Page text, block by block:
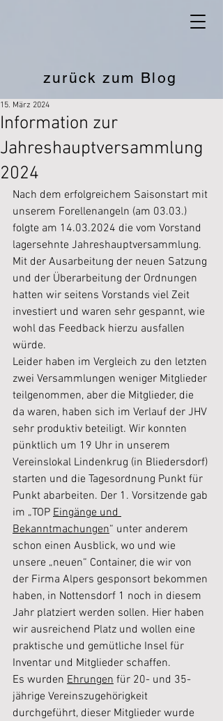
zurück zum Blog
Information zur
Jahreshauptversammlung
2024
15. März 2024
Nach dem erfolgreichem Saisonstart mit
unserem Forellenangeln (am 03.03.)
folgte am 14.03.2024 die vom Vorstand
lagersehnte Jahreshauptversammlung.
Mit der Ausarbeitung der neuen Satzung
und der Überarbeitung der Ordnungen
hatten wir seitens Vorstands viel Zeit
investiert und waren sehr gespannt, wie
wohl das Feedback hierzu ausfallen
würde.
Leider haben im Vergleich zu den letzten
zwei Versammlungen weniger Mitglieder
teilgenommen, aber die Mitglieder, die
da waren, haben sich im Verlauf der JHV
sehr produktiv beteiligt. Wir konnten
pünktlich um 19 Uhr in unserem
Vereinslokal Lindenkrug (in Bliedersdorf)
starten und die Tagesordnung Punkt für
Punkt abarbeiten. Der 1. Vorsitzende gab
im „TOP Eingänge und
Bekanntmachungen“ unter anderem
schon einen Ausblick, wo und wie
unsere „neuen“ Container, die wir von
der Firma Alpers gesponsort bekommen
haben, in Nottensdorf 1 noch in diesem
Jahr platziert werden sollen. Hier haben
wir ausreichend Platz und wollen eine
praktische und gemütliche Insel für
Inventar und Mitglieder schaffen.
Es wurden Ehrungen für 20- und 35-
jährige Vereinszugehörigkeit
durchgeführt, dieser Mitglieder wurde